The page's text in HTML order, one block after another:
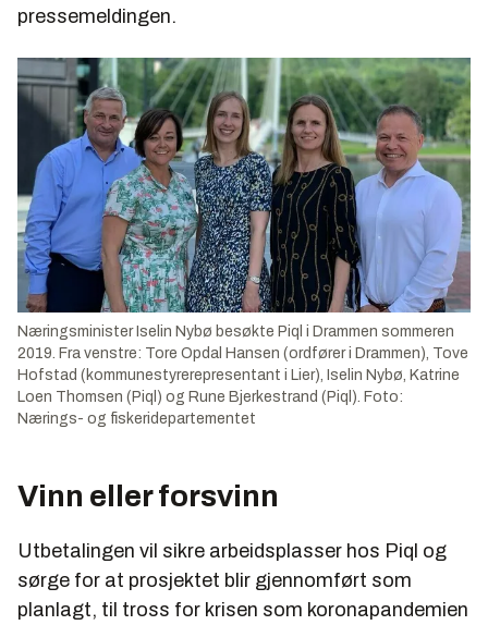
pressemeldingen.
Næringsminister Iselin Nybø besøkte Piql i Drammen sommeren
2019. Fra venstre: Tore Opdal Hansen (ordfører i Drammen), Tove
Hofstad (kommunestyrerepresentant i Lier), Iselin Nybø, Katrine
Loen Thomsen (Piql) og Rune Bjerkestrand (Piql). Foto:
Nærings- og fiskeridepartementet
Vinn eller forsvinn
Utbetalingen vil sikre arbeidsplasser hos Piql og
sørge for at prosjektet blir gjennomført som
planlagt, til tross for krisen som koronapandemien